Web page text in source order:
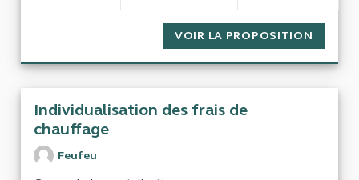
VOIR LA PROPOSITION
Individualisation des frais de
chauffage
Feufeu